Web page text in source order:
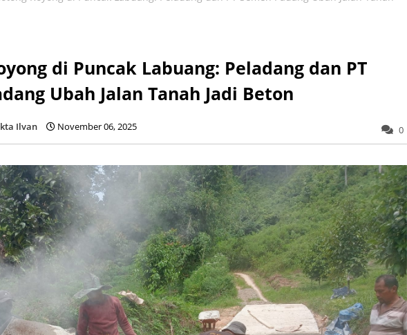
di Puncak Labuang: Peladang dan PT
Ubah Jalan Tanah Jadi Beton
Ilvan November 06, 2025 0